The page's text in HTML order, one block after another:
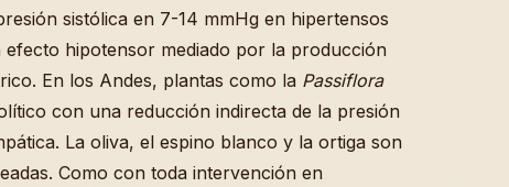
sistólica en 7-14 mmHg en hipertensos
hipotensor mediado por la producción
En los Andes, plantas como la Passiflora
con una reducción indirecta de la presión
La oliva, el espino blanco y la ortiga son
Como con toda intervención en